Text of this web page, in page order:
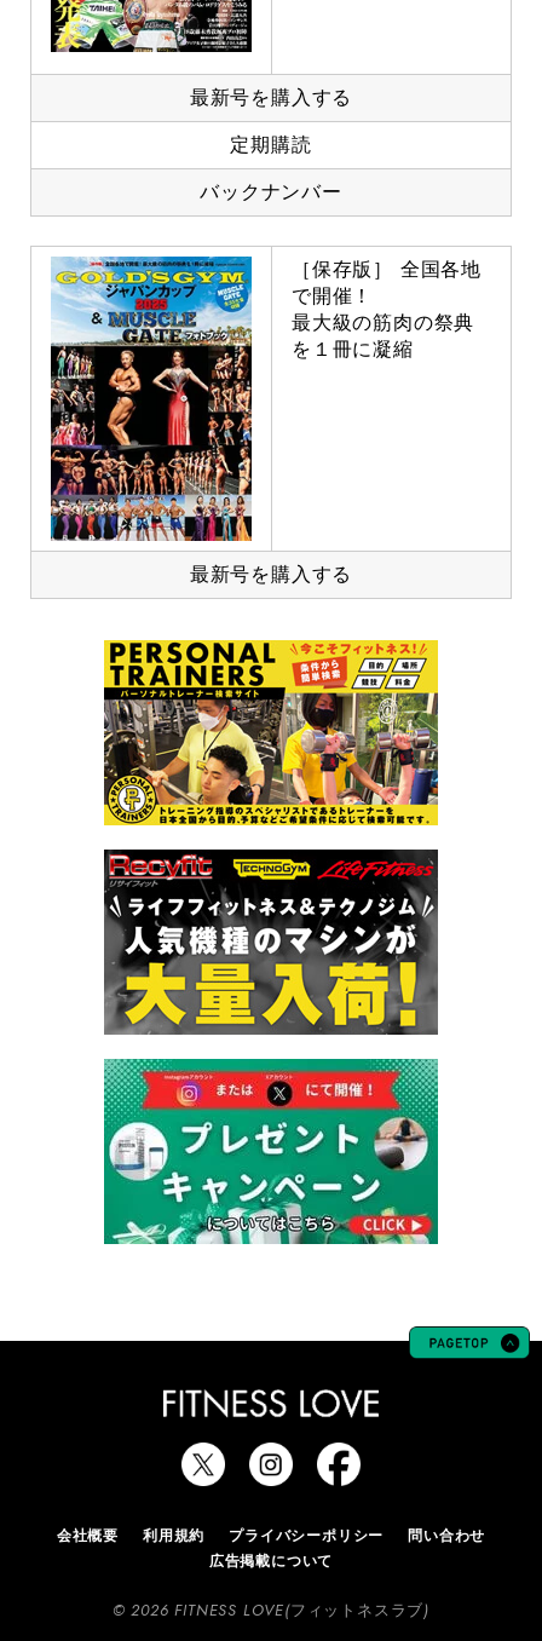
最新号を購入する
定期購読
バックナンバー
［保存版］ 全国各地
で開催！
最大級の筋肉の祭典
を１冊に凝縮
最新号を購入する
会社概要 利用規約 プライバシーポリシー
問い合わせ
広告掲載について
© 2026 FITNESS LOVE(フィットネスラブ)